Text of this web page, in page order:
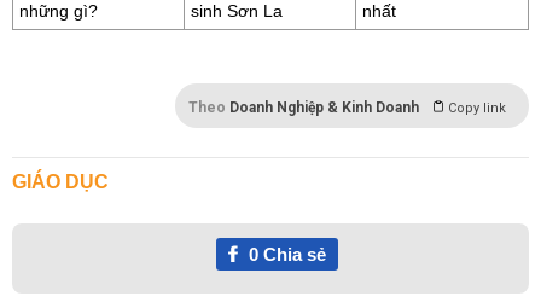
những gì?
sinh Sơn La
nhất
Theo Doanh Nghiệp & Kinh Doanh Copy link
GIÁO DỤC
0Chia sẻ